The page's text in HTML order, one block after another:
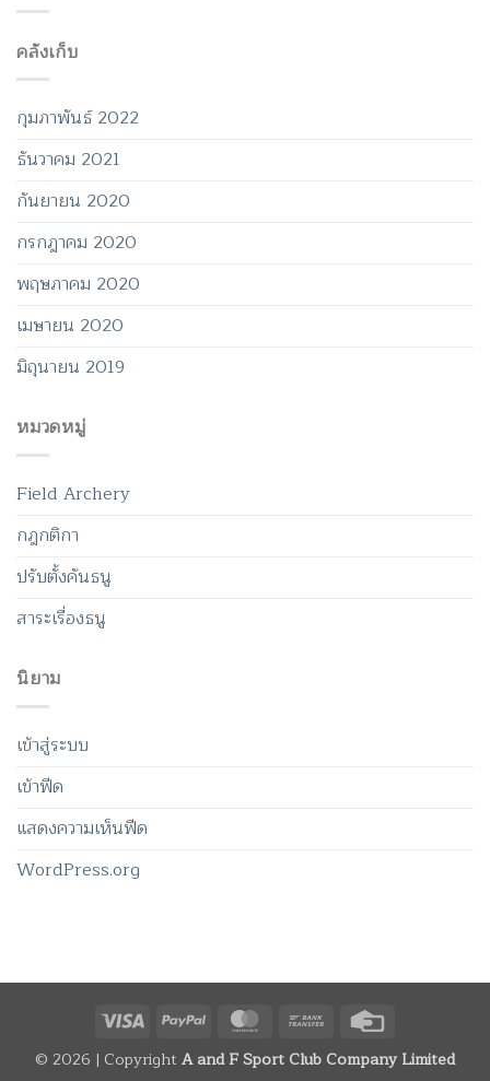
คลังเก็บ
กุมภาพันธ์ 2022
ธันวาคม 2021
กันยายน 2020
กรกฎาคม 2020
พฤษภาคม 2020
เมษายน 2020
มิถุนายน 2019
หมวดหมู่
Field Archery
กฎกติกา
ปรับตั้งคันธนู
สาระเรื่องธนู
นิยาม
เข้าสู่ระบบ
เข้าฟีด
แสดงความเห็นฟีด
WordPress.org
Visa PayPal MasterCardBank
© 2026 | CopyrightA and F Sport Club Company Limited